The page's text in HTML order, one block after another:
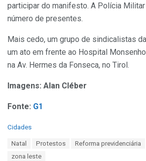
participar do manifesto. A Polícia
número de presentes.
Mais cedo, um grupo de sindicalistas
um ato em frente ao Hospital
na Av. Hermes da Fonseca, no Tirol.
Imagens: Alan Cléber
Fonte: G1
C
Cidades
Natal Protestos Reforma previdenciária
zona leste